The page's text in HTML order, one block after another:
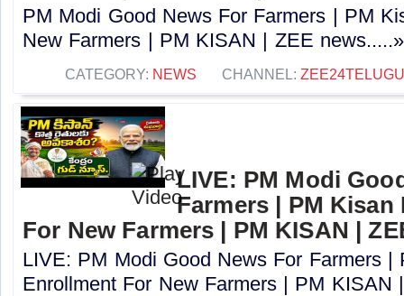
PM Modi Good News For Farmers | PM
New Farmers | PM KISAN | ZEE
CATEGORY: NEWS CHANNEL:
LIVE: PM Modi
Farmers | PM
For New Farmers | PM KISAN |
LIVE: PM Modi Good News For Farmers |
Enrollment For New Farmers | PM KISAN